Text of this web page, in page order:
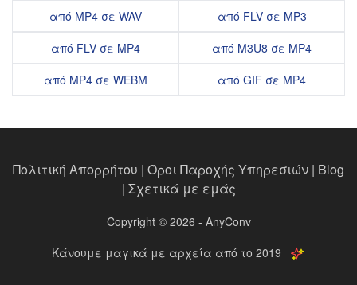
από MP4 σε WAV
από FLV σε MP4
από MP4 σε WEBM
από FLV σε MP3
από M3U8 σε MP4
από GIF σε MP4
Πολιτική Απορρήτου | Όροι Παροχής Υπηρεσιών | Blog
| Σχετικά με εμάς
Copyright © 2026 - AnyConv
Κάνουμε μαγικά με αρχεία από το 2019